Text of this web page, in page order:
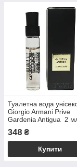
Туалетна вода
Giorgio Armani Prive
Gardenia Antigua 2
дерев'яно-мускусний
аромат
348 ₴
Купити